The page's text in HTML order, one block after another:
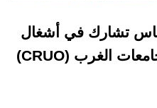
تشارك في أشغال
الندوة الجهوية لجامعات الغرب (CRUO)